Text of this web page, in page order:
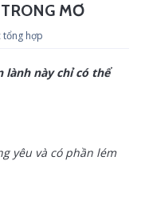
MƠ
tổng hợp
lành này chỉ có thể
yêu và có phần lém